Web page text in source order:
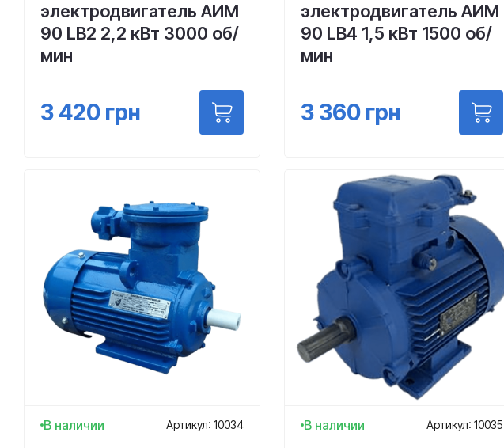
электродвигатель АИМ
90 LВ2 2,2 кВт 3000 об/
мин
3 420 грн
электродвигатель АИМ
90 LВ4 1,5 кВт 1500 об/
мин
3 360грн
В наличии Артикул: 10034 В наличии Артикул: 10035